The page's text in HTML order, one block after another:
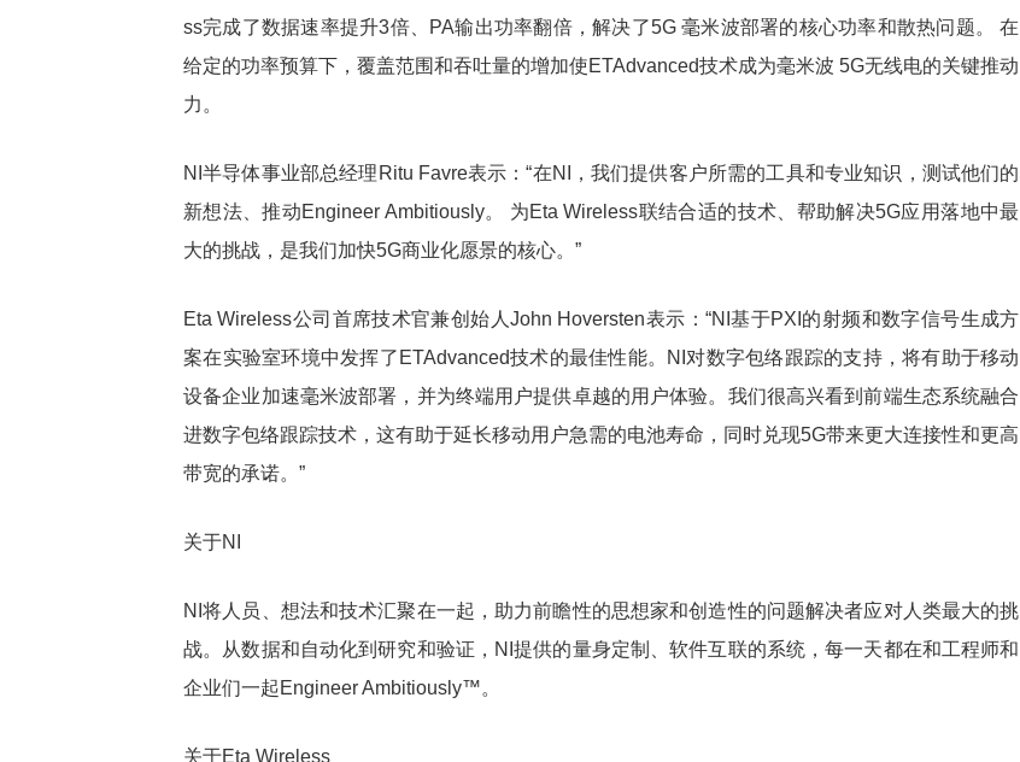
ss完成了数据速率提升3倍、PA输出功率翻倍，解决了5G 毫米波部署的核心功率和散热问题。 在
给定的功率预算下，覆盖范围和吞吐量的增加使ETAdvanced技术成为毫米波 5G无线电的关键推动
力。
NI半导体事业部总经理Ritu Favre表示：“在NI，我们提供客户所需的工具和专业知识，测试他们的
新想法、推动Engineer Ambitiously。 为Eta Wireless联结合适的技术、帮助解决5G应用落地中最
大的挑战，是我们加快5G商业化愿景的核心。”
Eta Wireless公司首席技术官兼创始人John Hoversten表示：“NI基于PXI的射频和数字信号生成方
案在实验室环境中发挥了ETAdvanced技术的最佳性能。NI对数字包络跟踪的支持，将有助于移动
设备企业加速毫米波部署，并为终端用户提供卓越的用户体验。我们很高兴看到前端生态系统融合
进数字包络跟踪技术，这有助于延长移动用户急需的电池寿命，同时兑现5G带来更大连接性和更高
带宽的承诺。”
关于NI
NI将人员、想法和技术汇聚在一起，助力前瞻性的思想家和创造性的问题解决者应对人类最大的挑
战。从数据和自动化到研究和验证，NI提供的量身定制、软件互联的系统，每一天都在和工程师和
企业们一起Engineer Ambitiously™。
关于Eta Wireless